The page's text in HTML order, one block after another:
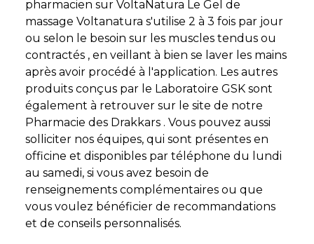
pharmacien sur VoltaNatura Le Gel de
massage Voltanatura s'utilise 2 à 3 fois par jour
ou selon le besoin sur les muscles tendus ou
contractés , en veillant à bien se laver les mains
après avoir procédé à l'application. Les autres
produits conçus par le Laboratoire GSK sont
également à retrouver sur le site de notre
Pharmacie des Drakkars . Vous pouvez aussi
solliciter nos équipes, qui sont présentes en
officine et disponibles par téléphone du lundi
au samedi, si vous avez besoin de
renseignements complémentaires ou que
vous voulez bénéficier de recommandations
et de conseils personnalisés.